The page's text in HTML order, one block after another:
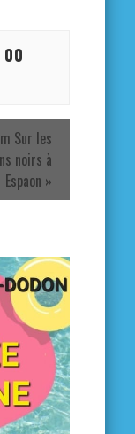
Sur les
noirs à
Espaon »